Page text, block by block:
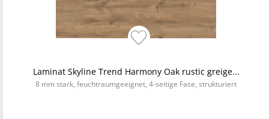
Laminat Skyline Trend Harmony Oak rustic greige...
8 mm stark, feuchtraumgeeignet, 4-seitige Fase, strukturiert